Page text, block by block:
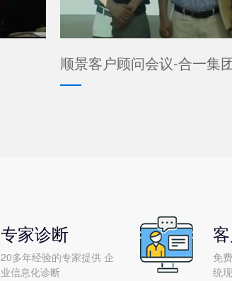
顺景客户顾问会议-合一集
专家诊断
20多年经验的专家提供 企
业信息化诊断
免
统